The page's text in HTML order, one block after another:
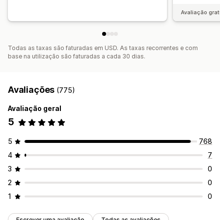
Avaliação
Todas as taxas são faturadas em USD. As taxas recorrentes e com
base na utilização são faturadas a cada 30 dias.
Avaliações (775)
Avaliação geral
5
5
768
4
7
3
0
2
0
1
0